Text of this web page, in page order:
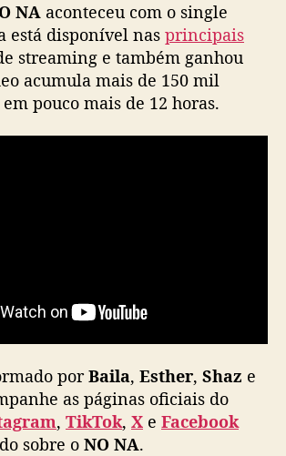
r
l
g
r
o
p
n
é
s
NA aconteceu com o single
está disponível nas principais
streaming e também ganhou
acumula mais de 150 mil
pouco mais de 12 horas.
porBaila, Esther, Shaz e
as páginas oficiais do
, TikTok, X e Facebook
sobre o NO NA.